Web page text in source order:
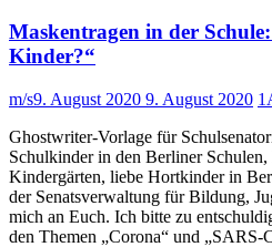
Maskentragen in der Schule:
Kinder?“
m/s9. August 2020 9. August 2020
Ghostwriter-Vorlage für
Schulkinder in den Berliner
Kindergärten, liebe Hortkinder in
der Senatsverwaltung für Bildung,
mich an Euch. Ich bitte zu
den Themen „Corona“ und „SARS-